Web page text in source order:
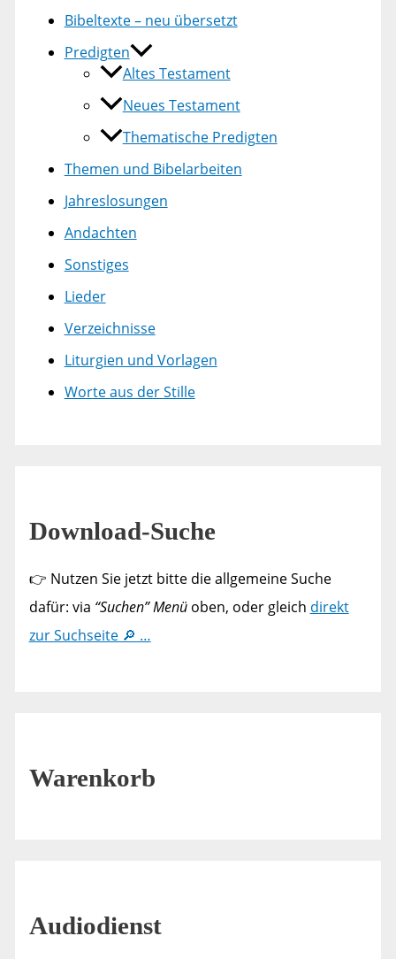
Bibeltexte – neu übersetzt
Predigten
Altes Testament
Neues Testament
Thematische Predigten
Themen und Bibelarbeiten
Jahreslosungen
Andachten
Sonstiges
Lieder
Verzeichnisse
Liturgien und Vorlagen
Worte aus der Stille
Download-Suche
👉 Nutzen Sie jetzt bitte die allgemeine Suche
dafür: via “Suchen” Menüoben, oder gleich direkt
zur Suchseite 🔎 …
Warenkorb
Audiodienst